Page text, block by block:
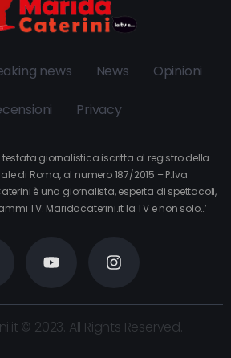
news News Opinioni
Privacy
giornalistica iscritta al registro della
di Roma, al numero 187/2015 – P.Iva
è una giornalista, esperta di spettacoli,
TV. Maridacaterini.it la TV e non solo…’
© 2023. All Rights Reserved.